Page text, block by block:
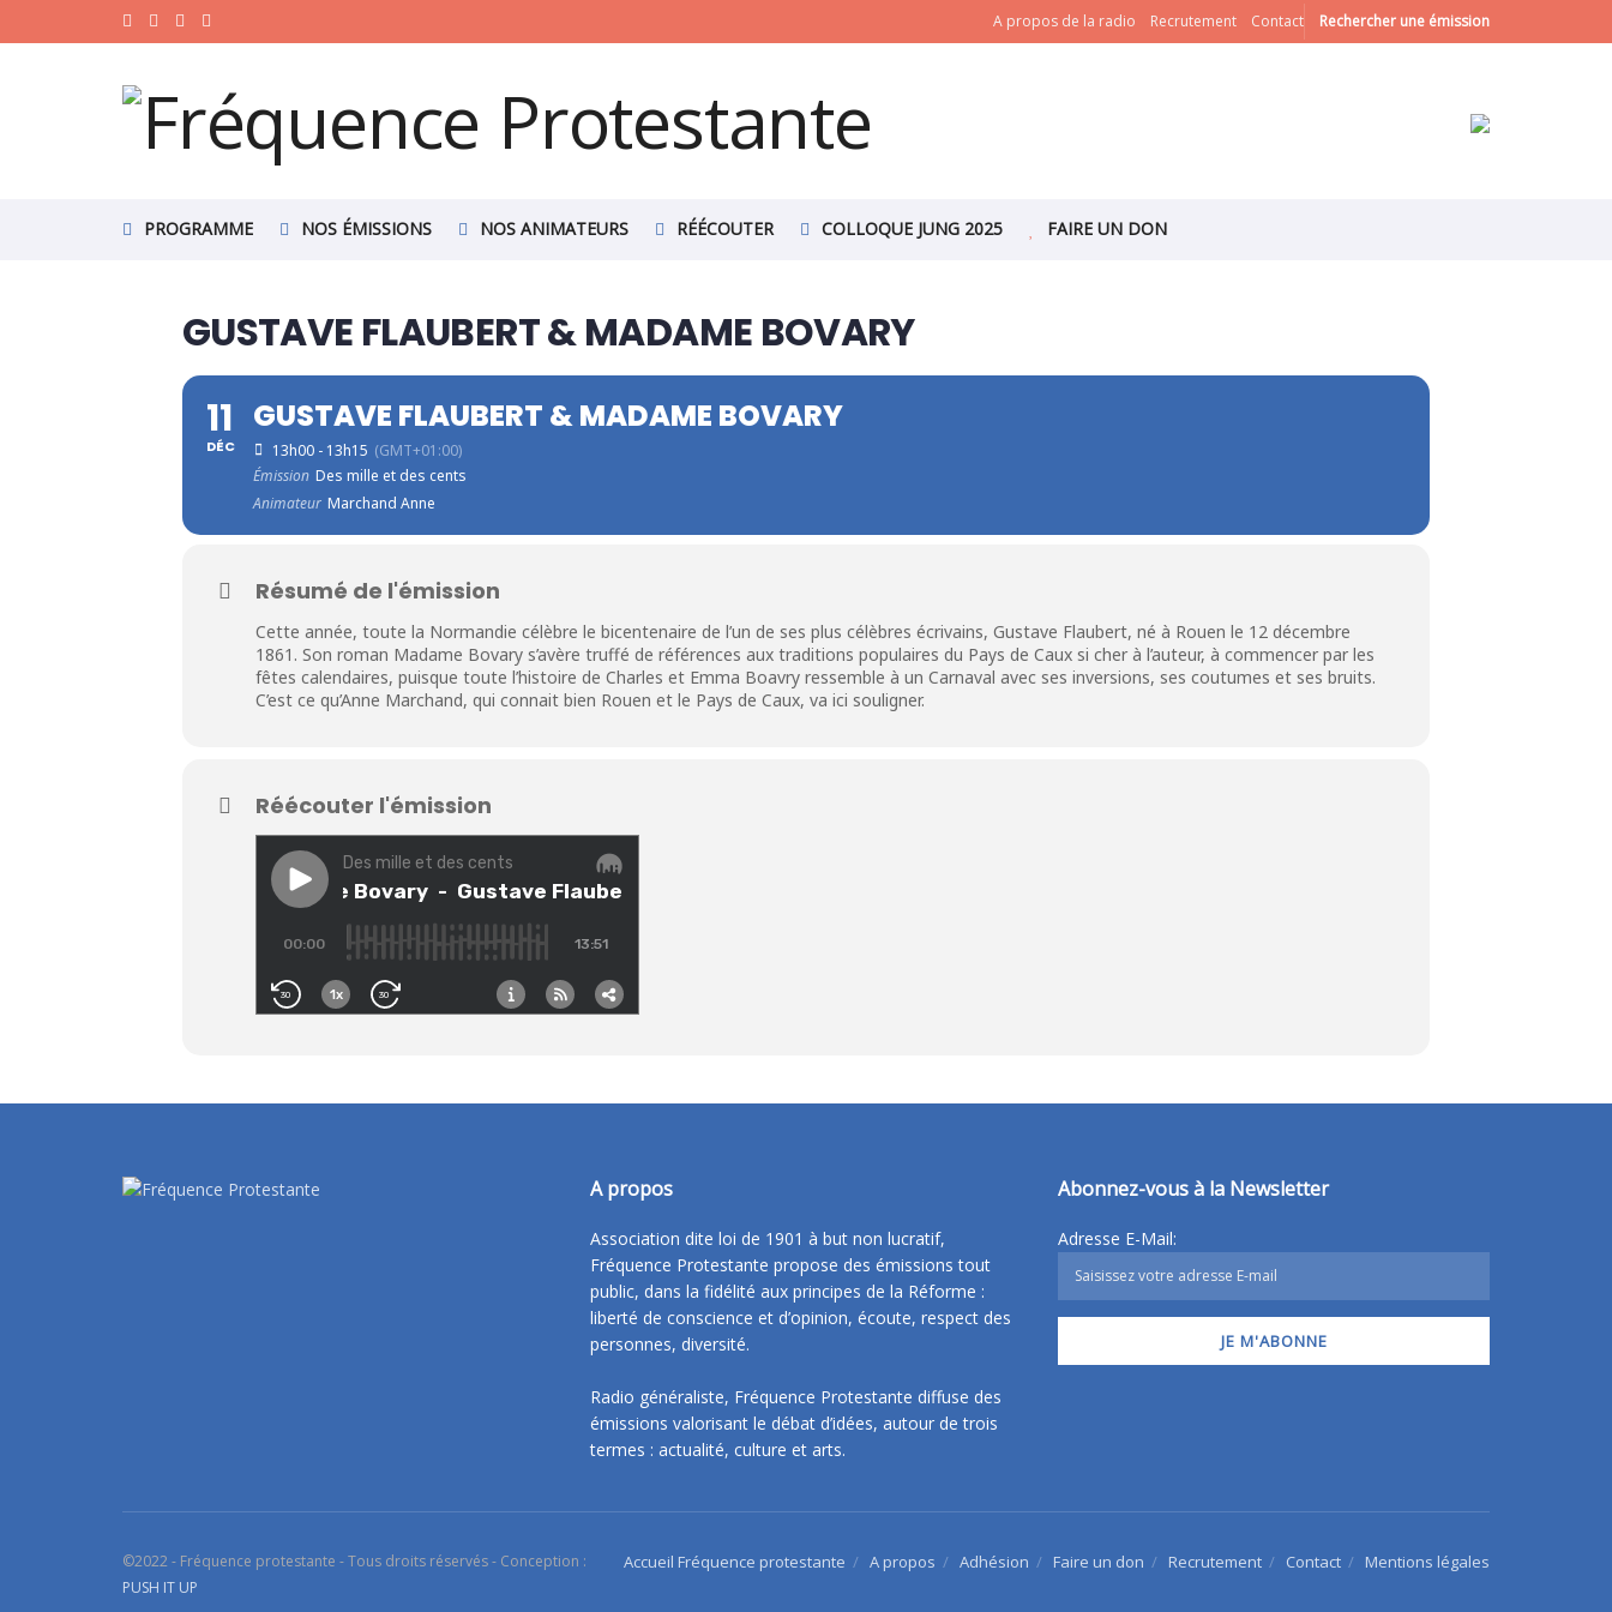
A propos de la radio Recrutement Contact Rechercher une émission
PROGRAMME NOS ÉMISSIONS NOS ANIMATEURS RÉÉCOUTER COLLOQUE JUNG 2025 FAIRE UN DON
GUSTAVE FLAUBERT & MADAME BOVARY
11
DÉC
GUSTAVE FLAUBERT & MADAME BOVARY
13h00 - 13h15 (GMT+01:00)
Émission Des mille et des cents
Animateur Marchand Anne
Résumé de l'émission
Cette année, toute la Normandie célèbre le bicentenaire de l’un de ses plus célèbres écrivains, Gustave Flaubert, né à Rouen le 12 décembre
1861. Son roman Madame Bovary s’avère truffé de références aux traditions populaires du Pays de Caux si cher à l’auteur, à commencer par les
fêtes calendaires, puisque toute l’histoire de Charles et Emma Boavry ressemble à un Carnaval avec ses inversions, ses coutumes et ses bruits.
C’est ce qu’Anne Marchand, qui connait bien Rouen et le Pays de Caux, va ici souligner.
Réécouter l'émission
A propos
Association dite loi de 1901 à but non lucratif,
Fréquence Protestante propose des émissions tout
public, dans la fidélité aux principes de la Réforme :
liberté de conscience et d’opinion, écoute, respect des
personnes, diversité.
Radio généraliste, Fréquence Protestante diffuse des
émissions valorisant le débat d’idées, autour de trois
termes : actualité, culture et arts.
Abonnez-vous à la Newsletter
Adresse E-Mail:
Accueil Fréquence protestante A propos Adhésion Faire un don Recrutement Contact Mentions légales
©2022 - Fréquence protestante - Tous droits réservés - Conception :
PUSH IT UP